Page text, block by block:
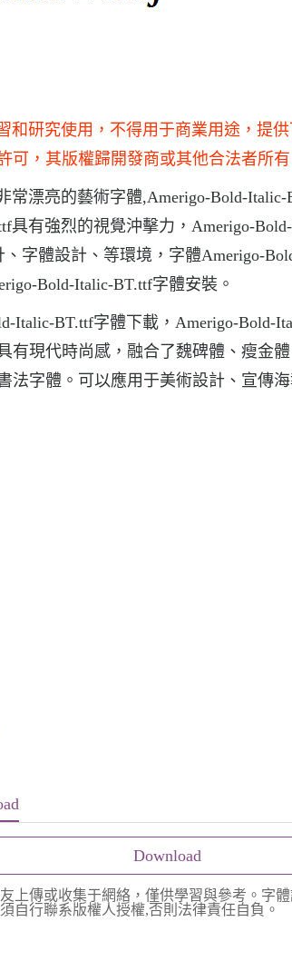
和研究使用，不得用于商業用途，提
可，其版權歸開發商或其他合法者所有
常漂亮的藝術字體,Amerigo-Bold-
具有強烈的視覺沖擊力，Amerigo-
字體設計、等環境，字體Amerigo-
Bold-Italic-BT.ttf字體安裝。
Italic-BT.ttf字體下載，Amerigo-Bold-
有現代時尚感，融合了魏碑體、瘦金
法字體。可以應用于美術設計、宣傳
Download
上傳或收集于網絡，僅供學習與參考。字
自行聯系版權人授權,否則法律責任自負。